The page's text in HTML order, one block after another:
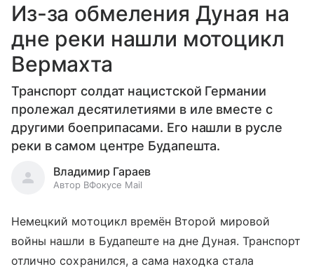
Из-за обмеления Дуная на
дне реки нашли мотоцикл
Вермахта
Транспорт солдат нацистской Германии
пролежал десятилетиями в иле вместе с
другими боеприпасами. Его нашли в русле
реки в самом центре Будапешта.
Владимир Гараев
Автор ВФокусе Mail
Немецкий мотоцикл времён Второй мировой
войны нашли в Будапеште на дне Дуная. Транспорт
отлично сохранился, а сама находка стала